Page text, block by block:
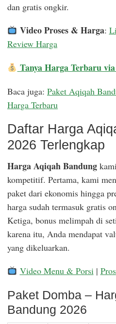
dan gratis ongkir.
Video Proses & Harga:
Review Harga
Tanya Harga Terbaru
Baca juga: Paket Aqiqah
Harga Terbaru
Daftar Harga
2026 Terlengkap
Harga Aqiqah Bandung
kompetitif. Pertama, kami
paket dari ekonomis hingga
harga sudah termasuk gratis
Ketiga, bonus melimpah di
karena itu, Anda mendapat
yang dikeluarkan.
Video Menu & Porsi|
Paket Domba –
Bandung 2026